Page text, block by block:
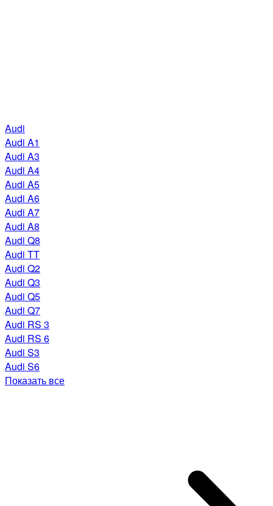
Audi
Audi A1
Audi A3
Audi A4
Audi A5
Audi A6
Audi A7
Audi A8
Audi Q8
Audi TT
Audi Q2
Audi Q3
Audi Q5
Audi Q7
Audi RS 3
Audi RS 6
Audi S3
Audi S6
Показать все